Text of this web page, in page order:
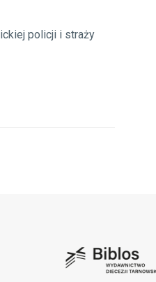
policji i straży